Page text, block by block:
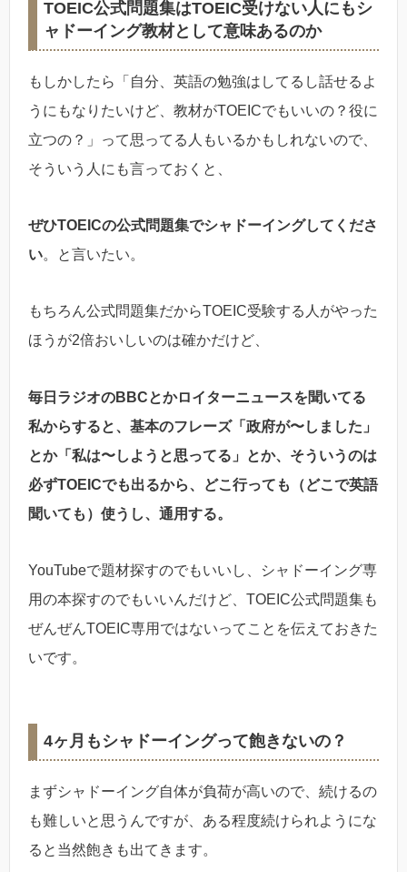
TOEIC公式問題集はTOEIC受けない人にもシ
ャドーイング教材として意味あるのか
もしかしたら「自分、英語の勉強はしてるし話せるよ
うにもなりたいけど、教材がTOEICでもいいの？役に
立つの？」って思ってる人もいるかもしれないので、
そういう人にも言っておくと、
ぜひTOEICの公式問題集でシャドーイングしてくださ
い。と言いたい。
もちろん公式問題集だからTOEIC受験する人がやった
ほうが2倍おいしいのは確かだけど、
毎日ラジオのBBCとかロイターニュースを聞いてる
私からすると、基本のフレーズ「政府が〜しました」
とか「私は〜しようと思ってる」とか、そういうのは
必ずTOEICでも出るから、どこ行っても（どこで英語
聞いても）使うし、通用する。
YouTubeで題材探すのでもいいし、シャドーイング専
用の本探すのでもいいんだけど、TOEIC公式問題集も
ぜんぜんTOEIC専用ではないってことを伝えておきた
いです。
4ヶ月もシャドーイングって飽きないの？
まずシャドーイング自体が負荷が高いので、続けるの
も難しいと思うんですが、ある程度続けられようにな
ると当然飽きも出てきます。